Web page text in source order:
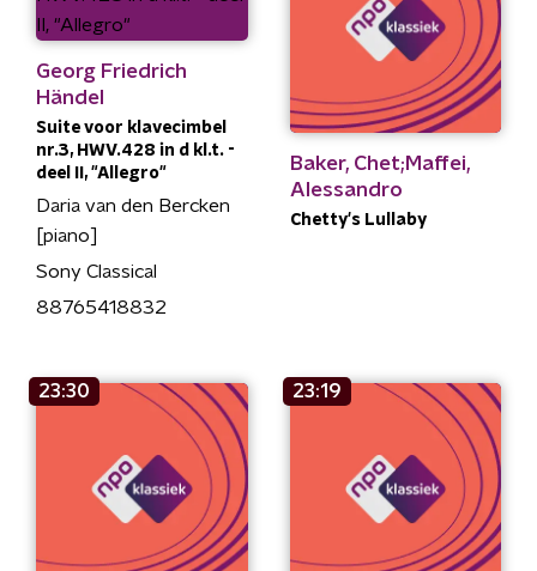
Georg Friedrich
Händel
Suite voor klavecimbel
nr.3, HWV.428 in d kl.t. -
deel II, "Allegro"
Daria van den Bercken
[piano]
Sony Classical
88765418832
Baker, Chet;Maffei,
Alessandro
Chetty's Lullaby
23:30 23:19